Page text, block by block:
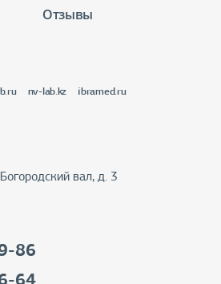
Отзывы
nv-lab.kz ibramed.ru
вал, д. 3
86